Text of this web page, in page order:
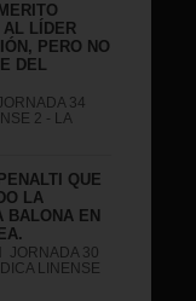
AL LÍDER
PERO NO
DEL
34
2 - LA
QUE
LA
BALONA EN
JORNADA 30
LINENSE